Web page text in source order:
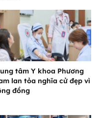
tâm Y khoa Phương
lan tỏa nghĩa cử đẹp vì
đồng